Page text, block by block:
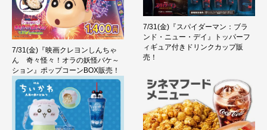
7/31(金)『映画クレヨンしんちゃ
ん 奇々怪々！オラの妖怪バケ～
ション』ポップコーンBOX販売！
7/31(金)『スパイダーマン：ブラ
ンド・ニュー・デイ』トッパーフ
ィギュア付きドリンクカップ販
売！